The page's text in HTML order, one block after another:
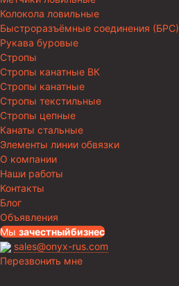
Колокола ловильные
Быстроразъёмные соединения (БРС)
Рукава буровые
Стропы
Стропы канатные ВК
Стропы канатные
Стропы текстильные
Стропы цепные
Канаты стальные
Элементы линии обвязки
О компании
Наши работы
Контакты
Блог
Объявления
Мы зачестныйбизнес
sales@onyx-rus.com
Перезвонить мне